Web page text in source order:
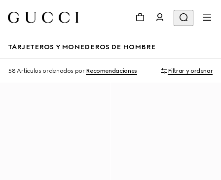
TARJETEROS Y MONEDEROS DE HOMBRE
58 Artículos ordenados por Recomendaciones Filtrar y ordenar